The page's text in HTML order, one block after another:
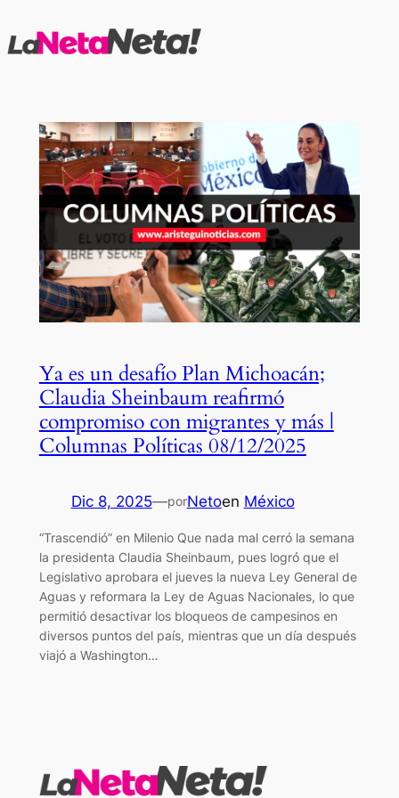
al
Ya es un desafío Plan Michoacán;
Claudia Sheinbaum reafirmó
compromiso con migrantes y más |
Columnas Políticas 08/12/2025
Dic 8, 2025—porNetoen México
“Trascendió” en Milenio Que nada mal cerró la semana
la presidenta Claudia Sheinbaum, pues logró que el
Legislativo aprobara el jueves la nueva Ley General de
Aguas y reformara la Ley de Aguas Nacionales, lo que
permitió desactivar los bloqueos de campesinos en
diversos puntos del país, mientras que un día después
viajó a Washington…